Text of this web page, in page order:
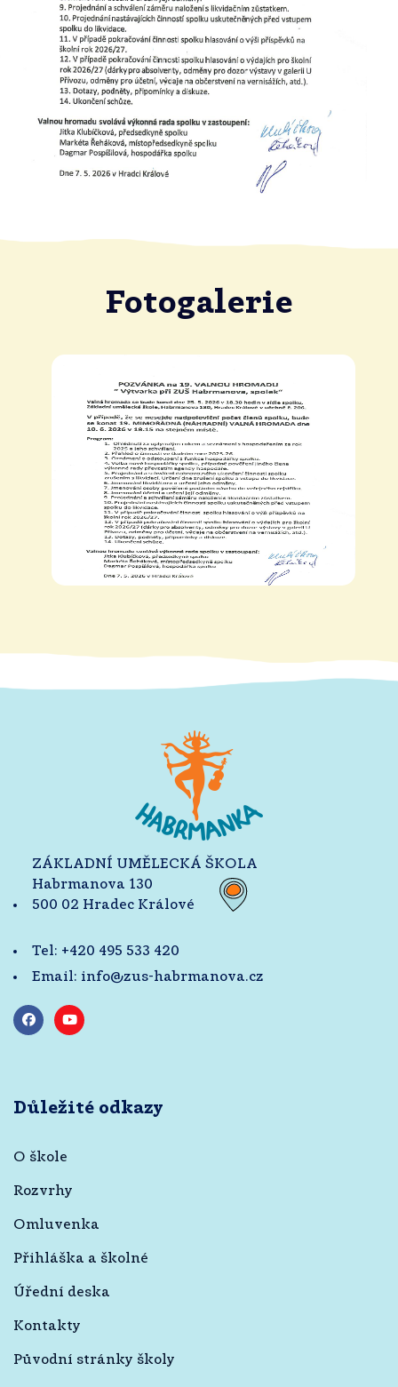
Fotogalerie
ZÁKLADNÍ UMĚLECKÁ ŠKOLA
Habrmanova 130
500 02 Hradec Králové
Tel: +420 495 533 420
Email: info@zus-habrmanova.cz
Důležité odkazy
O škole
Rozvrhy
Omluvenka
Přihláška a školné
Úřední deska
Kontakty
Původní stránky školy